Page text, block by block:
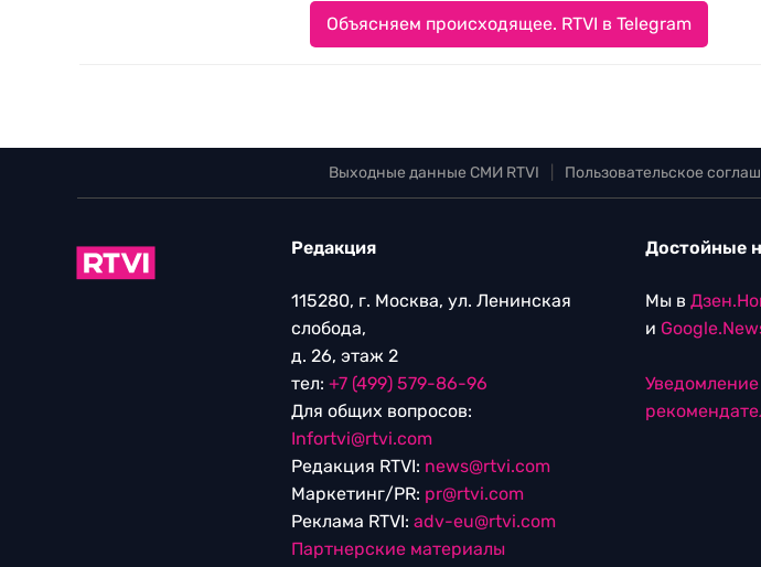
Объясняем происходящее. RTVI в Telegram
Выходные данные СМИ RTVI Пользовательское
Редакция
115280, г. Москва, ул. Ленинская
слобода,
д. 26, этаж 2
тел: +7 (499) 579-86-96
Для общих вопросов:
Infortvi@rtvi.com
Редакция RTVI: news@rtvi.com
Маркетинг/PR: pr@rtvi.com
Реклама RTVI: adv-eu@rtvi.com
Партнерские материалы
Достойные
Мы в
и